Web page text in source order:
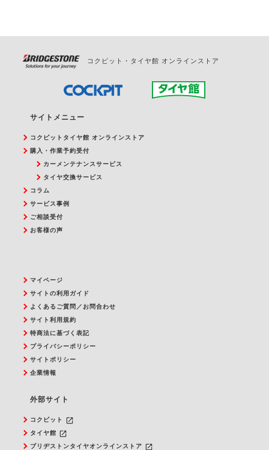
コクピット・タイヤ館 オンラインストア
サイトメニュー
コクピットタイヤ館 オンラインストア
購入・作業予約受付
カーメンテナンスサービス
タイヤ交換サービス
コラム
サービス事例
ご相談受付
お客様の声
マイページ
サイトの利用ガイド
よくあるご質問／お問合わせ
サイト利用規約
特商法に基づく表記
プライバシーポリシー
サイトポリシー
企業情報
外部サイト
コクピット launch
タイヤ館 launch
ブリヂストンタイヤオンラインストア launch